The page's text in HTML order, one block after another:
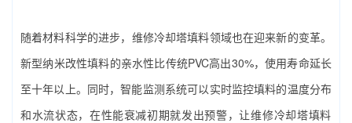
随着材料科学的进步，‌维修冷却塔填料‌领域也在迎来新的变革。
新型纳米改性填料的亲水性比传统PVC高出30%，使用寿命延长
至十年以上。同时，智能监测系统可以实时监控填料的温度分布
和水流状态，在性能衰减初期就发出预警，让‌维修冷却塔填料‌